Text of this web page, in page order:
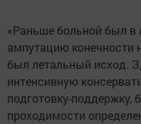
«Раньше больной был в
ампутацию конечности
был летальный исход.
интенсивную
подготовку-поддержку,
проходимости